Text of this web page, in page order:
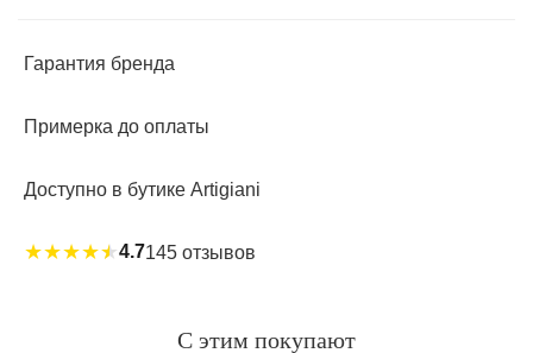
Гарантия бренда
Примерка до оплаты
Доступно в бутике Artigiani
★★★★★4.7145 отзывов
С этим покупают